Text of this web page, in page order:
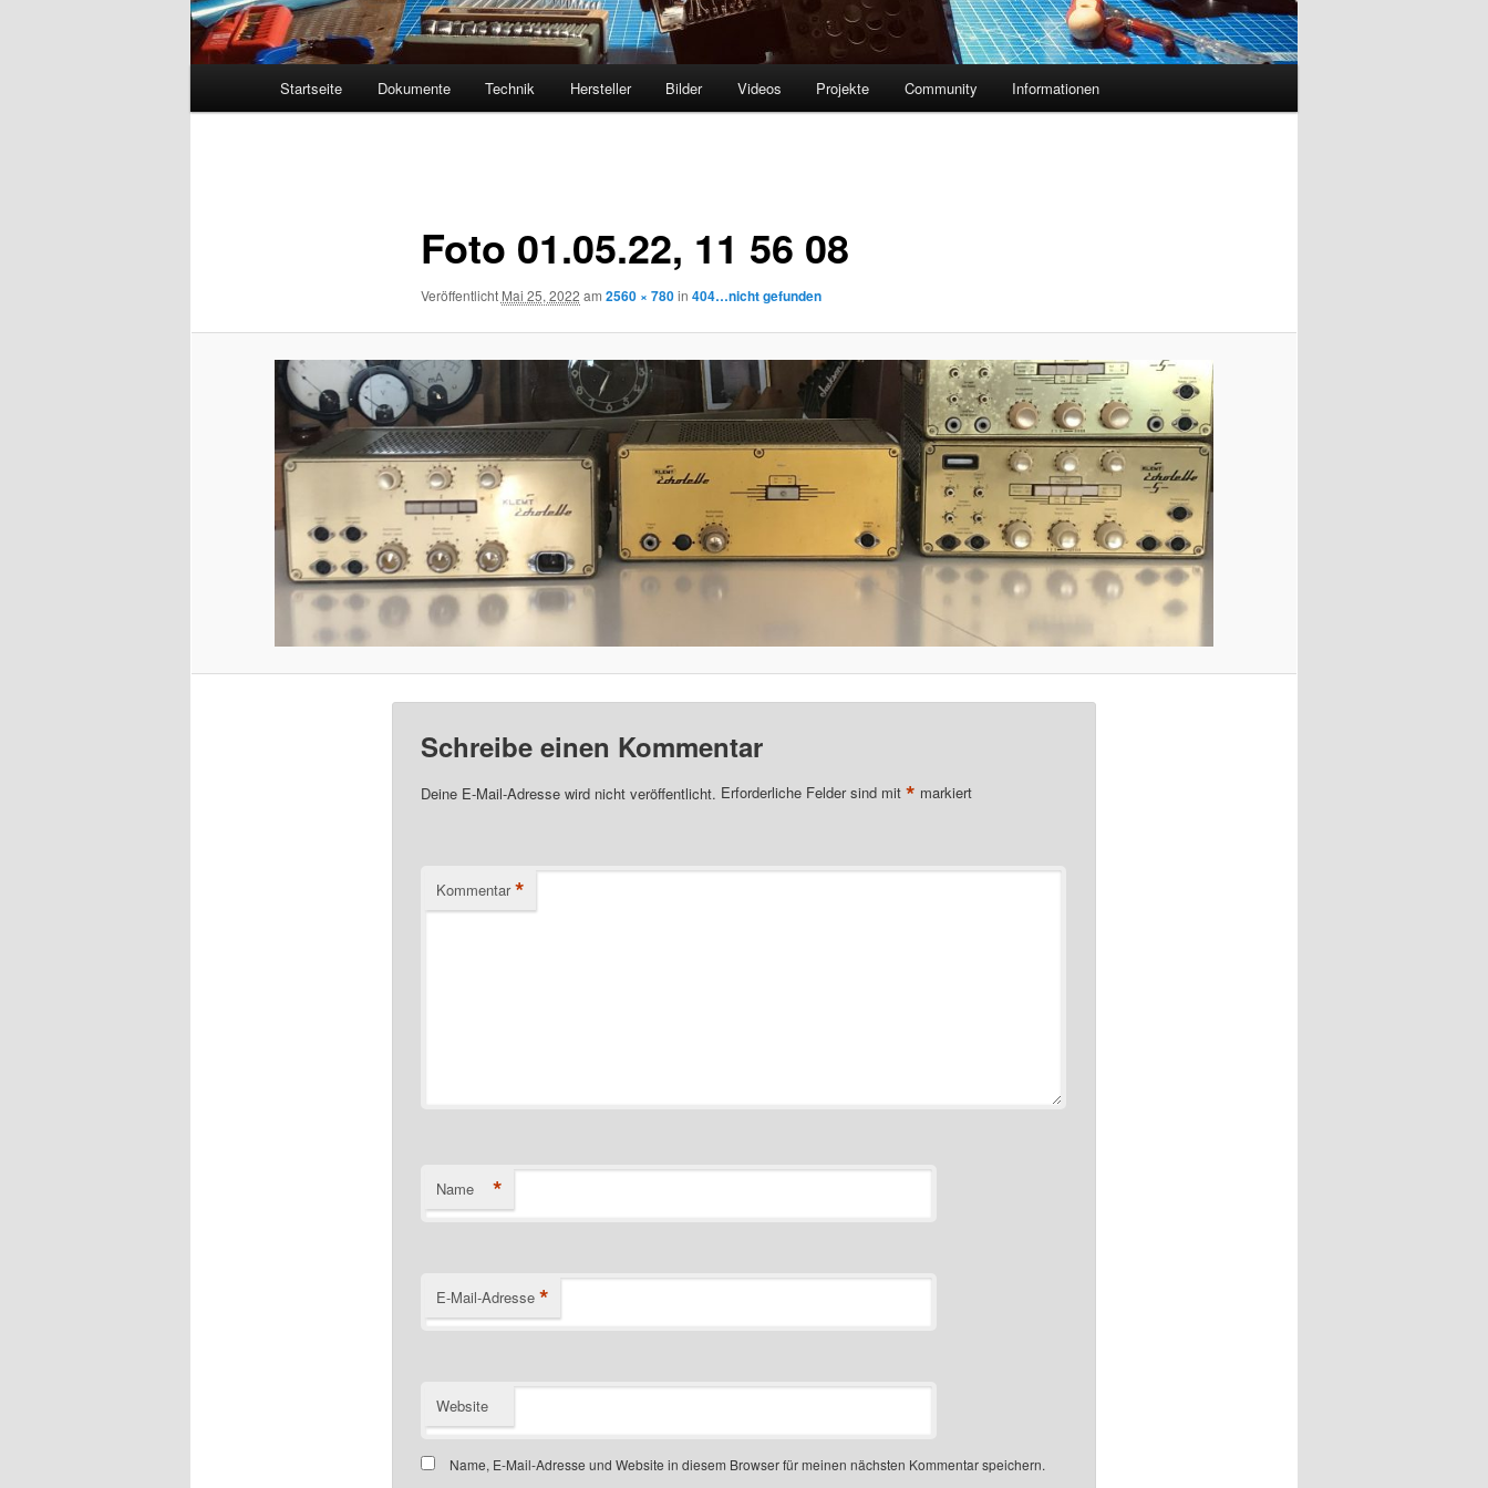
Startseite Dokumente Technik Hersteller Bilder Videos Projekte Community Informationen
Foto 01.05.22, 11 56 08
Veröffentlicht Mai 25, 2022 am 2560 × 780in 404…nicht gefunden
Schreibe einen Kommentar
Deine E-Mail-Adresse wird nicht veröffentlicht. Erforderliche Felder sind mit * markiert
Kommentar *
Name *
E-Mail-Adresse *
Website
Name, E-Mail-Adresse und Website in diesem Browser für meinen nächsten Kommentar speichern.